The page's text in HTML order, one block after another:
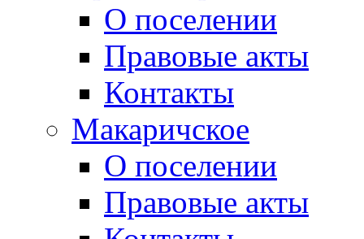
О поселении
Правовые акты
Контакты
Макаричское
О поселении
Правовые акты